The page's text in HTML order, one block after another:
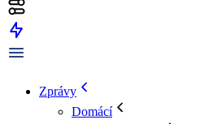
Zprávy
Domácí